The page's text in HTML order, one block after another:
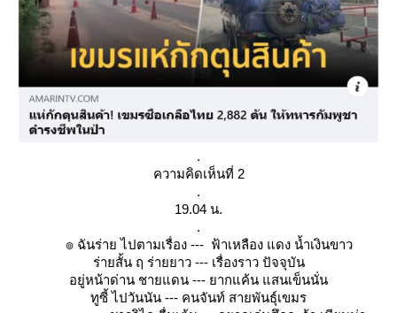
.
ความคิดเห็นที่ 2
.
19.04 น.
.
๏ ฉันร่าย ไปตามเรื่อง --- ฟ้าเหลือง แดง น้ำเงินขาว
ร่ายสั้น ฤ ร่ายยาว --- เรื่องราว ปัจจุบัน
อยู่หน้าด่าน ชายแดน --- ยากแค้น แสนเข็นนั่น
ทูซี้ ไปวันนัน --- คนจันท์ สายพันธุ์เขมร